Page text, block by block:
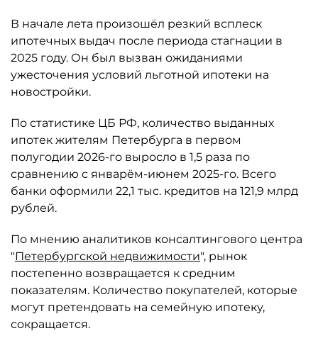
В начале лета произошёл резкий всплеск
ипотечных выдач после периода стагнации в
2025 году. Он был вызван ожиданиями
ужесточения условий льготной ипотеки на
новостройки.
По статистике ЦБ РФ, количество выданных
ипотек жителям Петербурга в первом
полугодии 2026-го выросло в 1,5 раза по
сравнению с январём-июнем 2025-го. Всего
банки оформили 22,1 тыс. кредитов на 121,9 млрд
рублей.
По мнению аналитиков консалтингового центра
"Петербургской недвижимости", рынок
постепенно возвращается к средним
показателям. Количество покупателей, которые
могут претендовать на семейную ипотеку,
сокращается.